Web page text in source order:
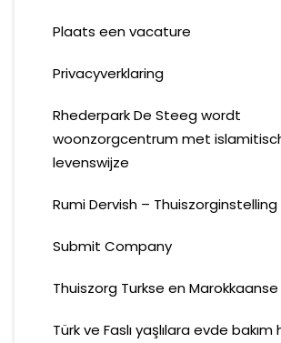
Plaats een vacature
Privacyverklaring
Rhederpark De Steeg wordt
woonzorgcentrum met
levenswijze
Rumi Dervish – Thuiszorginstelling
Submit Company
Thuiszorg Turkse en
Türk ve Faslı yaşlılara evde